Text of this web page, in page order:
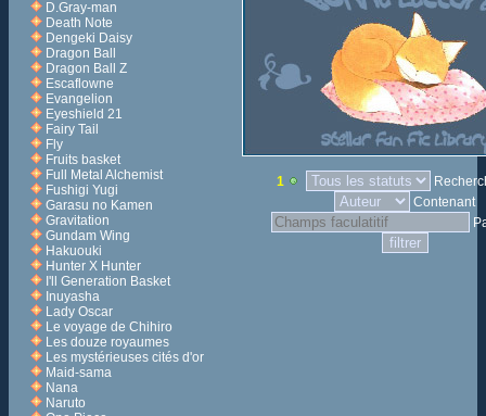
D.Gray-man
Death Note
Dengeki Daisy
Dragon Ball
Dragon Ball Z
Escaflowne
Evangelion
Eyeshield 21
Fairy Tail
Fly
Fruits basket
Full Metal Alchemist
Fushigi Yugi
Garasu no Kamen
Gravitation
Gundam Wing
Hakuouki
Hunter X Hunter
I'll Generation Basket
Inuyasha
Lady Oscar
Le voyage de Chihiro
Les douze royaumes
Les mystérieuses cités d'or
Maid-sama
Nana
Naruto
1
Contenant